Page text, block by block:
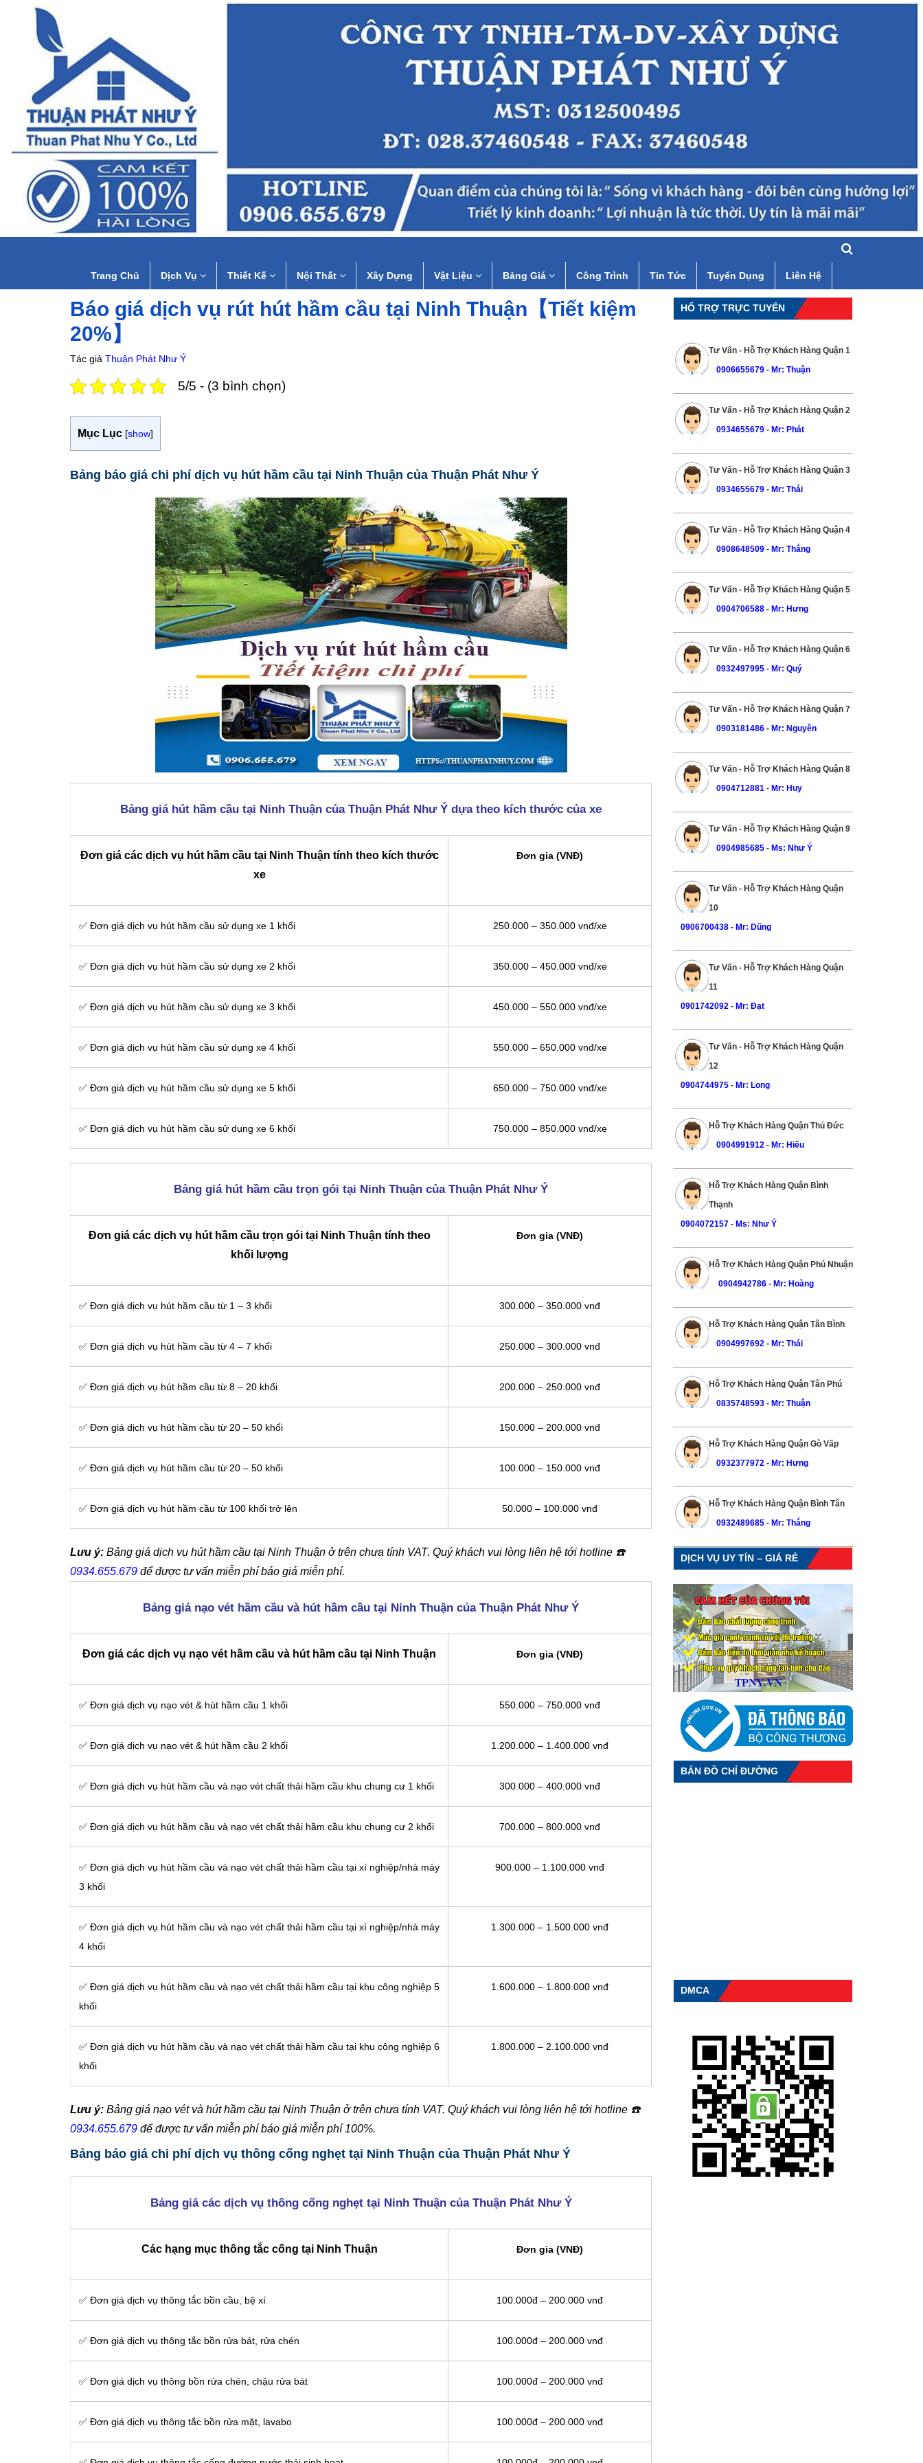
Trang Chủ Dịch Vụ Thiết Kế Nội Thất Xây Dựng Vật Liệu Bảng Giá Công Trình Tin Tức Tuyển Dụng Liên Hệ
Báo giá dịch vụ rút hút hầm cầu tại Ninh Thuận【Tiết kiệm
20%】
Tác giả Thuận Phát Như Ý
5/5 - (3 bình chọn)
Mục Lục [show]
Bảng báo giá chi phí dịch vụ hút hầm cầu tại Ninh Thuận của Thuận Phát Như Ý
Bảng giá hút hầm cầu tại Ninh Thuận của Thuận Phát Như Ý dựa theo kích thước của xe
Đơn giá các dịch vụ hút hầm cầu tại Ninh Thuận tính theo kích thước
xe
Đơn gia (VNĐ)
✅ Đơn giá dịch vụ hút hầm cầu sử dụng xe 1 khối 250.000 – 350.000 vnđ/xe
✅ Đơn giá dịch vụ hút hầm cầu sử dụng xe 2 khối 350.000 – 450.000 vnđ/xe
✅ Đơn giá dịch vụ hút hầm cầu sử dụng xe 3 khối 450.000 – 550.000 vnđ/xe
✅ Đơn giá dịch vụ hút hầm cầu sử dụng xe 4 khối 550.000 – 650.000 vnđ/xe
✅ Đơn giá dịch vụ hút hầm cầu sử dụng xe 5 khối 650.000 – 750.000 vnđ/xe
✅ Đơn giá dịch vụ hút hầm cầu sử dụng xe 6 khối 750.000 – 850.000 vnđ/xe
Bảng giá hút hầm cầu trọn gói tại Ninh Thuận của Thuận Phát Như Ý
Đơn giá các dịch vụ hút hầm cầu trọn gói tại Ninh Thuận tính theo
khối lượng
Đơn gia (VNĐ)
✅ Đơn giá dịch vụ hút hầm cầu từ 1 – 3 khối 300.000 – 350.000 vnđ
✅ Đơn giá dịch vụ hút hầm cầu từ 4 – 7 khối 250.000 – 300.000 vnđ
✅ Đơn giá dịch vụ hút hầm cầu từ 8 – 20 khối 200.000 – 250.000 vnđ
✅ Đơn giá dịch vụ hút hầm cầu từ 20 – 50 khối 150.000 – 200.000 vnđ
✅ Đơn giá dịch vụ hút hầm cầu từ 20 – 50 khối 100.000 – 150.000 vnđ
✅ Đơn giá dịch vụ hút hầm cầu từ 100 khối trở lên 50.000 – 100.000 vnđ
Lưu ý: Bảng giá dịch vụ hút hầm cầu tại Ninh Thuận ở trên chưa tính VAT. Quý khách vui lòng liên hệ tới hotline ☎️
0934.655.679 để được tư vấn miễn phí báo giá miễn phí.
Bảng giá nạo vét hầm cầu và hút hầm cầu tại Ninh Thuận của Thuận Phát Như Ý
Đơn giá các dịch vụ nạo vét hầm cầu và hút hầm cầu tại Ninh Thuận Đơn gia (VNĐ)
✅ Đơn giá dịch vụ nạo vét & hút hầm cầu 1 khối 550.000 – 750.000 vnđ
✅ Đơn giá dịch vụ nạo vét & hút hầm cầu 2 khối 1.200.000 – 1.400.000 vnđ
✅ Đơn giá dịch vụ hút hầm cầu và nạo vét chất thải hầm cầu khu chung cư 1 khối 300.000 – 400.000 vnđ
✅ Đơn giá dịch vụ hút hầm cầu và nạo vét chất thải hầm cầu khu chung cư 2 khối 700.000 – 800.000 vnđ
✅ Đơn giá dịch vụ hút hầm cầu và nạo vét chất thải hầm cầu tại xí nghiệp/nhà máy
3 khối
900.000 – 1.100.000 vnđ
✅ Đơn giá dịch vụ hút hầm cầu và nạo vét chất thải hầm cầu tại xí nghiệp/nhà máy
4 khối
1.300.000 – 1.500.000 vnđ
✅ Đơn giá dịch vụ hút hầm cầu và nạo vét chất thải hầm cầu tại khu công nghiệp 5
khối
1.600.000 – 1.800.000 vnđ
✅ Đơn giá dịch vụ hút hầm cầu và nạo vét chất thải hầm cầu tại khu công nghiệp 6
khối
1.800.000 – 2.100.000 vnđ
Lưu ý: Bảng giá nạo vét và hút hầm cầu tại Ninh Thuận ở trên chưa tính VAT. Quý khách vui lòng liên hệ tới hotline ☎️
0934.655.679 để được tư vấn miễn phí báo giá miễn phí 100%.
Bảng báo giá chi phí dịch vụ thông cống nghẹt tại Ninh Thuận của Thuận Phát Như Ý
Bảng giá các dịch vụ thông cống nghẹt tại Ninh Thuận của Thuận Phát Như Ý
Các hạng mục thông tắc cống tại Ninh Thuận Đơn gia (VNĐ)
✅ Đơn giá dịch vụ thông tắc bồn cầu, bệ xí 100.000đ – 200.000 vnđ
✅ Đơn giá dịch vụ thông tắc bồn rửa bát, rửa chén 100.000đ – 200.000 vnđ
✅ Đơn giá dịch vụ thông bồn rửa chén, chậu rửa bát 100.000đ – 200.000 vnđ
✅ Đơn giá dịch vụ thông tắc bồn rửa mặt, lavabo 100.000đ – 200.000 vnđ
HỔ TRỢ TRỰC TUYẾN
Tư Vấn - Hỗ Trợ Khách Hàng Quận 1
0906655679 - Mr: Thuận
Tư Vấn - Hỗ Trợ Khách Hàng Quận 2
0934655679 - Mr: Phát
Tư Vấn - Hỗ Trợ Khách Hàng Quận 3
0934655679 - Mr: Thái
Tư Vấn - Hỗ Trợ Khách Hàng Quận 4
0908648509 - Mr: Thắng
Tư Vấn - Hỗ Trợ Khách Hàng Quận 5
0904706588 - Mr: Hưng
Tư Vấn - Hỗ Trợ Khách Hàng Quận 6
0932497995 - Mr: Quý
Tư Vấn - Hỗ Trợ Khách Hàng Quận 7
0903181486 - Mr: Nguyên
Tư Vấn - Hỗ Trợ Khách Hàng Quận 8
0904712881 - Mr: Huy
Tư Vấn - Hỗ Trợ Khách Hàng Quận 9
0904985685 - Ms: Như Ý
Tư Vấn - Hỗ Trợ Khách Hàng Quận
10
0906700438- Mr: Dũng
Tư Vấn - Hỗ Trợ Khách Hàng Quận
11
0901742092 - Mr: Đạt
Tư Vấn - Hỗ Trợ Khách Hàng Quận
12
0904744975- Mr: Long
Hỗ Trợ Khách Hàng Quận Thủ Đức
0904991912 - Mr: Hiếu
Hỗ Trợ Khách Hàng Quận Bình
Thạnh
0904072157- Ms: Như Ý
Hỗ Trợ Khách Hàng Quận Phú Nhuận
0904942786 - Mr: Hoàng
Hỗ Trợ Khách Hàng Quận Tân Bình
0904997692 - Mr: Thái
Hỗ Trợ Khách Hàng Quận Tân Phú
0835748593 - Mr: Thuận
Hỗ Trợ Khách Hàng Quận Gò Vấp
0932377972 - Mr: Hưng
Hỗ Trợ Khách Hàng Quận Bình Tân
0932489685 - Mr: Thắng
DỊCH VỤ UY TÍN – GIÁ RẺ
BẢN ĐỒ CHỈ ĐƯỜNG
DMCA